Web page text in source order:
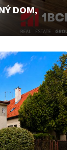
DOM,